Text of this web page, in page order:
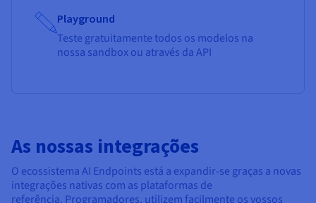
Playground
Teste gratuitamente todos os modelos na
nossa sandbox ou através da API
As nossas integrações
O ecossistema AI Endpoints está a expandir-se graças a novas
integrações nativas com as plataformas de
referência. Programadores, utilizem facilmente os vossos